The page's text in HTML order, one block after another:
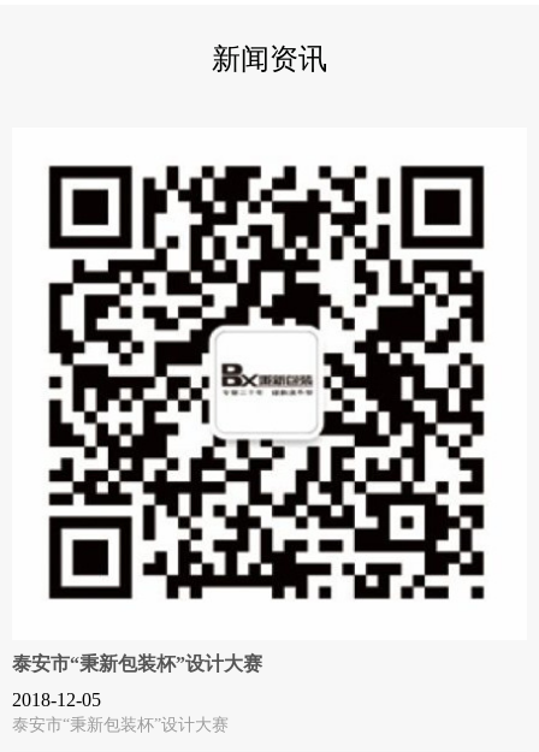
新闻资讯
泰安市“秉新包装杯”设计大赛
2018-12-05
泰安市“秉新包装杯”设计大赛